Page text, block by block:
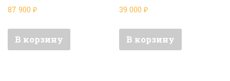
87 900 ₽
В корзину
39 000₽
В корзину